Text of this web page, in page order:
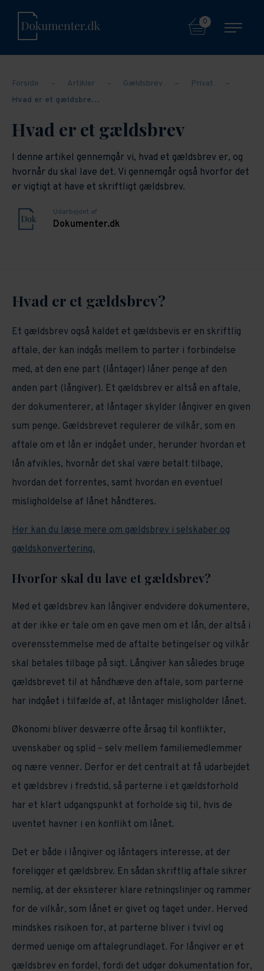
0
Forside – Artikler – Gældsbrev – Privat
–
Hvad er et gældsbre…
Hvad er et gældsbrev
I denne artikel gennemgår vi, hvad et gældsbrev er, og
hvornår du skal lave det. Vi gennemgår også hvorfor det
er vigtigt at have et skriftligt gældsbrev.
Udarbejdet af
Dokumenter.dk
Hvad er et gældsbrev?
Et gældsbrev også kaldet et gældsbevis er en skriftlig
aftale, der kan indgås mellem to parter i forbindelse
med, at den ene part (låntager) låner penge af den
anden part (långiver). Et gældsbrev er altså en aftale,
der dokumenterer, at låntager skylder långiver en given
sum penge. Gældsbrevet regulerer de vilkår, som en
aftale om et lån er indgået under, herunder hvordan et
lån afvikles, hvornår det skal være betalt tilbage,
hvordan det forrentes, samt hvordan en eventuel
misligholdelse af lånet håndteres.
Her kan du læse mere om gældsbrev i selskaber og
gældskonvertering.
Hvorfor skal du lave et gældsbrev?
Med et gældsbrev kan långiver endvidere dokumentere,
at der ikke er tale om en gave men om et lån, der altså i
overensstemmelse med de aftalte betingelser og vilkår
skal betales tilbage på sigt. Långiver kan således bruge
gældsbrevet til at håndhæve den aftale, som parterne
har indgået i tilfælde af, at låntager misligholder lånet.
Økonomi bliver desværre ofte årsag til konflikter,
uvenskaber og splid – selv mellem familiemedlemmer
og nære venner. Derfor er det centralt at få udarbejdet
et gældsbrev i fredstid, så parterne i et gældsforhold
har et klart udgangspunkt at forholde sig til, hvis de
uventet havner i en konflikt om lånet.
Det er både i långiver og låntagers interesse, at der
foreligger et gældsbrev. En sådan skriftlig aftale sikrer
nemlig, at der eksisterer klare retningslinjer og rammer
for de vilkår, som lånet er givet og taget under. Herved
mindskes risikoen for, at parterne bliver i tvivl og
dermed uenige om aftalegrundlaget. For långiver er et
gældsbrev en fordel, fordi det udgør dokumentation for,